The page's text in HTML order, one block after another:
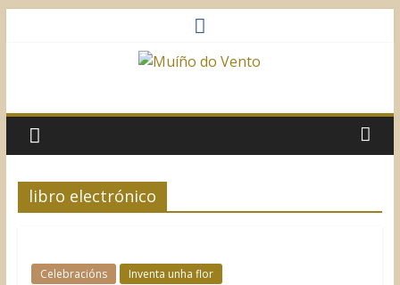
do
Vento
libro electrónico
Celebracións Inventa unha flor